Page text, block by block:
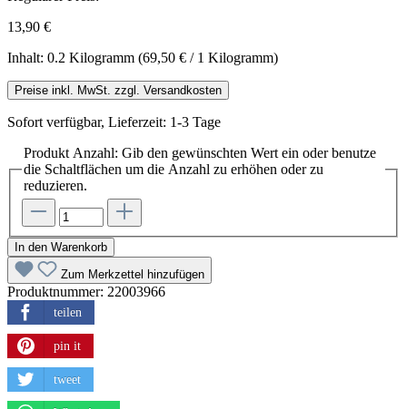
13,90 €
Inhalt: 0.2 Kilogramm (69,50 € / 1 Kilogramm)
Preise inkl. MwSt. zzgl. Versandkosten
Sofort verfügbar, Lieferzeit: 1-3 Tage
Produkt Anzahl: Gib den gewünschten Wert ein oder benutze
die Schaltflächen um die Anzahl zu erhöhen oder zu
reduzieren.
In den Warenkorb
Zum Merkzettel hinzufügen
Produktnummer: 22003966
teilen
pin it
tweet